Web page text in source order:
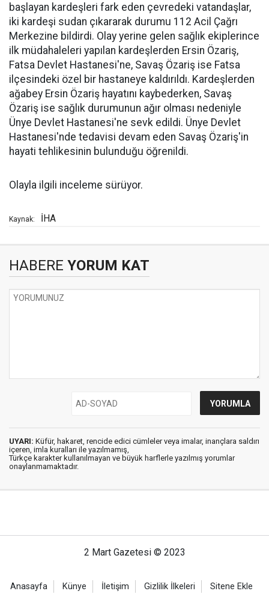
başlayan kardeşleri fark eden çevredeki vatandaşlar,
iki kardeşi sudan çıkararak durumu 112 Acil Çağrı
Merkezine bildirdi. Olay yerine gelen sağlık ekiplerince
ilk müdahaleleri yapılan kardeşlerden Ersin Özariş,
Fatsa Devlet Hastanesi'ne, Savaş Özariş ise Fatsa
ilçesindeki özel bir hastaneye kaldırıldı. Kardeşlerden
ağabey Ersin Özariş hayatını kaybederken, Savaş
Özariş ise sağlık durumunun ağır olması nedeniyle
Ünye Devlet Hastanesi'ne sevk edildi. Ünye Devlet
Hastanesi'nde tedavisi devam eden Savaş Özariş'in
hayati tehlikesinin bulunduğu öğrenildi.
Olayla ilgili inceleme sürüyor.
Kaynak: İHA
HABERE YORUM KAT
UYARI: Küfür, hakaret, rencide edici cümleler veya imalar, inançlara saldırı
içeren, imla kuralları ile yazılmamış,
Türkçe karakter kullanılmayan ve büyük harflerle yazılmış yorumlar
onaylanmamaktadır.
2 Mart Gazetesi © 2023
Anasayfa Künye İletişim Gizlilik İlkeleri Sitene Ekle